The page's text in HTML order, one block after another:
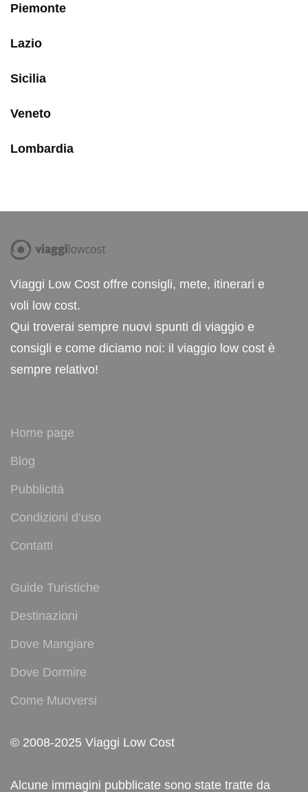
Piemonte
Lazio
Sicilia
Veneto
Lombardia
Viaggi Low Cost offre consigli, mete, itinerari e
voli low cost.
Qui troverai sempre nuovi spunti di viaggio e
consigli e come diciamo noi: il viaggio low cost è
sempre relativo!
Home page
Blog
Pubblicità
Condizioni d’uso
Contatti
Guide Turistiche
Destinazioni
Dove Mangiare
Dove Dormire
Come Muoversi
© 2008-2025 Viaggi Low Cost
Alcune immagini pubblicate sono state tratte da